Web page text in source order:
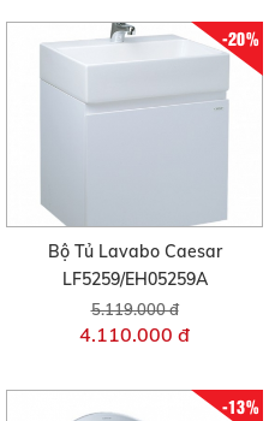
-20%
Bộ Tủ Lavabo Caesar
LF5259/EH05259A
5.119.000 đ
4.110.000 đ
-13%